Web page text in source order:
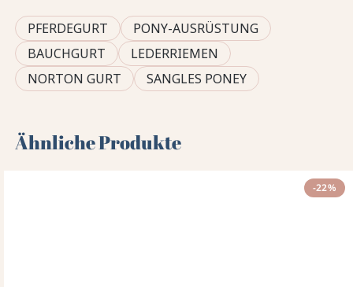
PFERDEGURT
PONY-AUSRÜSTUNG
BAUCHGURT
LEDERRIEMEN
NORTON GURT
SANGLES PONEY
Ähnliche Produkte
-22%